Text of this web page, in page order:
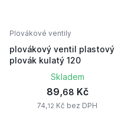
Plovákové ventily
plovákový ventil plastový
plovák kulatý 120
Skladem
89,68 Kč
74,12 Kč bez DPH